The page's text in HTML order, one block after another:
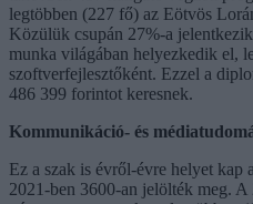
legtöbben (227 fő) az Eötvös
Közülük csupán 27%-a
munka világában helyezkedik el,
szoftverfejlesztőként. Ezzel a
486 399 forintot keresnek.
Kommunikáció- és
Ez a szak is évről-évre helyet kap
2021-ben 3600-an jelölték meg.